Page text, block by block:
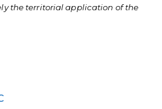
the territorial application of the